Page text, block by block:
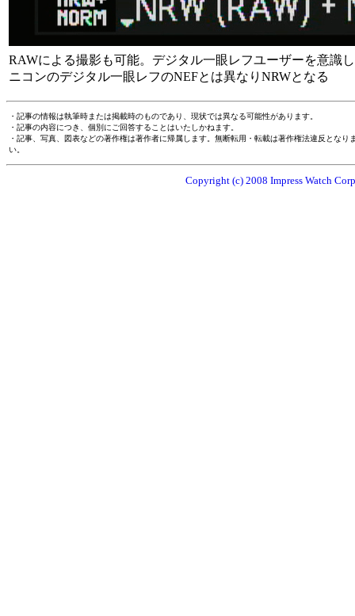
RAWによる撮影も可能。デジタル一眼レフユーザーを意識
ニコンのデジタル一眼レフのNEFとは異なりNRWとなる
・記事の情報は執筆時または掲載時のものであり、現状では異なる可能性があります。
・記事の内容につき、個別にご回答することはいたしかねます。
・記事、写真、図表などの著作権は著作者に帰属します。無断転用・転載は著作権法違反とな
い。
Copyright (c) 2008 Impress Watch